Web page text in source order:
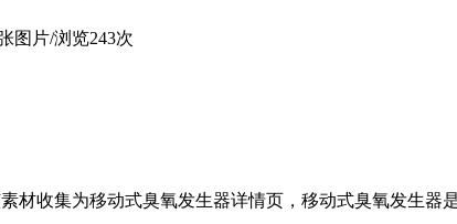
图片/浏览243次
材收集为移动式臭氧发生器详情页，移动式臭氧发生